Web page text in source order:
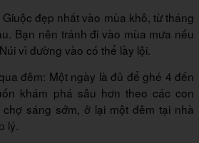
đẹp nhất vào mùa khô, từ tháng
Bạn nên tránh đi vào mùa mưa nếu
vì đường vào có thể lầy lội.
đêm: Một ngày là đủ để ghé 4 đến
khám phá sâu hơn theo các con
sáng sớm, ở lại một đêm tại nhà
lý.